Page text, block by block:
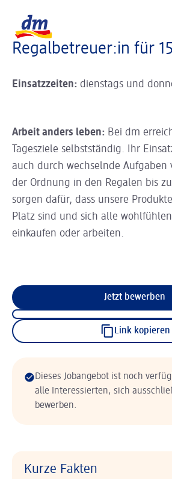
Regalbetreuer:in für
Einsatzzeiten: dienstags und
Arbeit anders leben: Bei dm
Tagesziele selbstständig. Ihr
auch durch wechselnde Aufgaben
der Ordnung in den Regalen bis
sorgen dafür, dass unsere
Platz sind und sich alle
einkaufen oder arbeiten.
Jetzt bewerben
Link kopieren
Dieses Jobangebot ist noch
alle Interessierten, sich
bewerben.
Kurze Fakten